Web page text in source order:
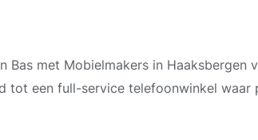
Bas met Mobielmakers in
tot een full-service telefoonwinkel